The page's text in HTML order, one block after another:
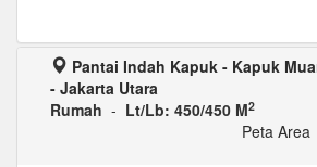
Pantai Indah Kapuk - Kapuk
- Jakarta Utara
Rumah - Lt/Lb: 450/450 M2
Peta Area